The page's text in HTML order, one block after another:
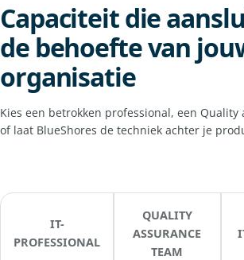
Capaciteit die
de behoefte van
organisatie
Kies een betrokken professional, een Quality
of laat BlueShores de techniek achter je
IT-
PROFESSIONAL
QUALITY
ASSURANCE
TEAM